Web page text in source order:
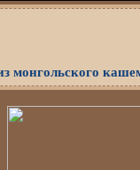
монгольского